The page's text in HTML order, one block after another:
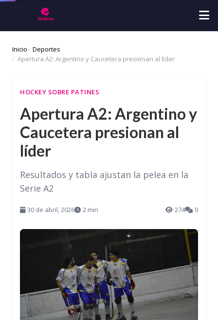
Inicio
Deportes
Apertura A2: Argentino y Caucetera presionan al líder
HOCKEY SOBRE PATINES
Apertura A2: Argentino y
Caucetera presionan al
líder
Resultados y tabla ajustan la pelea en la
Serie A2
30 de abril, 2026 2 min 274 0